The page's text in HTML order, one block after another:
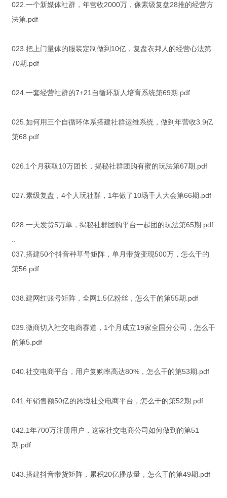
022.一个新媒体社群，年营收2000万，像素级复盘28推的经营方
法第.pdf
023.把上门量体的服装定制做到10亿，复盘衣邦人的经营心法第
70期.pdf
024.一套经营社群的7+21自循环新人培育系统第69期.pdf
025.如何用三个自循环体系搭建社群运维系统，做到年营收3.9亿
第68.pdf
026.1个月获取10万团长，揭秘社群团购有蜜的玩法第67期.pdf
027.素级复盘，4个人玩社群，1年做了10场千人大会第66期.pdf
028.一天发货5万单，揭秘社群团购平台一起团的玩法第65期.pdf
037.搭建50个抖音种草号矩阵，单月带货变现500万，怎么干的
第56.pdf
038.建网红账号矩阵，全网1.5亿粉丝，怎么干的第55期.pdf
039.微商切入社交电商赛道，1个月成立19家全国分公司，怎么干
的第5.pdf
040.社交电商平台，用户复购率高达80%，怎么干的第53期.pdf
041.年销售额50亿的跨境社交电商平台，怎么干的第52期.pdf
042.1年700万注册用户，这家社交电商公司如何做到的第51
期.pdf
043.搭建抖音带货矩阵，累积20亿播放量，怎么干的第49期.pdf